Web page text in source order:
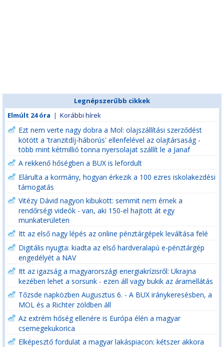
Legnépszerűbb cikkek
Elmúlt 24 óra | Korábbi hírek
Ezt nem verte nagy dobra a Mol: olajszállítási szerződést
kötött a 'tranzitdíj-háborús' ellenfelével az olajtársaság -
több mint kétmillió tonna nyersolajat szállít le a Janaf
A rekkenő hőségben a BUX is lefordult
Elárulta a kormány, hogyan érkezik a 100 ezres iskolakezdési
támogatás
Vitézy Dávid nagyon kibukott: semmit nem érnek a
rendőrségi videók - van, aki 150-el hajtott át egy
munkaterületen
Itt az első nagy lépés az online pénztárgépek leváltása felé
Digitális nyugta: kiadta az első hardveralapú e-pénztárgép
engedélyét a NAV
Itt az igazság a magyarországi energiakrízisről: Ukrajna
kezében lehet a sorsunk - ezen áll vagy bukik az áramellátás
Tőzsde napközben Augusztus 6. - A BUX iránykeresésben, a
MOL és a Richter zöldben áll
Az extrém hőség ellenére is Európa élén a magyar
csemegekukorica
Elképesztő fordulat a magyar lakáspiacon: kétszer akkora